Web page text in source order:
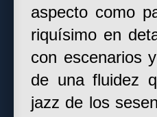
aspecto como
riquísimo en
con escenarios
de una fluidez
jazz de los